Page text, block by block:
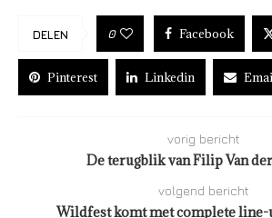
DELEN 0 Facebook
Pinterest Linkedin
vorig bericht
De terugblik van Filip Van
volgend bericht
Wildfest komt met complete line-